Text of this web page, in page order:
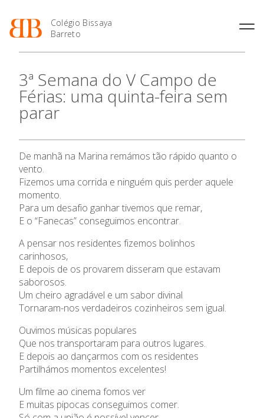
Colégio Bissaya
Barreto
O Colégio
Projeto Educativo
Organização
Colaboradores Docentes
Instalações
Ofertas de emprego
Regulamentos
Jornal “O Coreto”
Oferta Formativa
Enriquecimento Curricular
Oferta Curricular
Atividades Extracurriculares
Atividades de Interrupção
Letiva
Academia de Línguas
Ensino Profissional
Profissionais
Matrículas
Horários e Manuais
Termalismo
Curso de Técnico/a de Apoio
à Família e à Comunidade
Ofertas de Emprego
Ano Letivo
2027
Calendários
Portal do Professor
de Educação
SIGE
Secretariado de Exames
Admissão
Informações
APEE
Notícias
3ª Semana do V Campo de
Férias: uma quinta-feira sem
parar
De manhã na Marina remámos tão rápido quanto o
vento.
Fizemos uma corrida e ninguém quis perder aquele
momento.
Para um desafio ganhar tivemos que remar,
E o “Fanecas” conseguimos encontrar.
A pensar nos residentes fizemos bolinhos
carinhosos,
E depois de os provarem disseram que estavam
saborosos.
Um cheiro agradável e um sabor divinal
Tornaram-nos verdadeiros cozinheiros sem igual.
Ouvimos músicas populares
Que nos transportaram para outros lugares.
E depois ao dançarmos com os residentes
Partilhámos momentos excelentes!
Um filme ao cinema fomos ver
E muitas pipocas conseguimos comer.